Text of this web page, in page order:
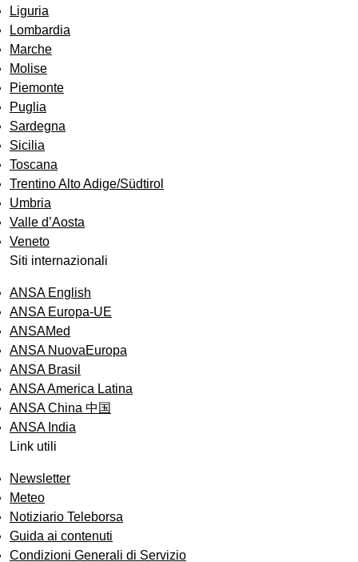
Liguria
Lombardia
Marche
Molise
Piemonte
Puglia
Sardegna
Sicilia
Toscana
Trentino Alto Adige/Südtirol
Umbria
Valle d’Aosta
Veneto
Siti internazionali
ANSA English
ANSA Europa-UE
ANSAMed
ANSA NuovaEuropa
ANSA Brasil
ANSA America Latina
ANSA China 中国
ANSA India
Link utili
Newsletter
Meteo
Notiziario Teleborsa
Guida ai contenuti
Condizioni Generali di Servizio